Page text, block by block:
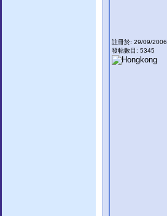
註冊於: 29/09/2006
發帖數目: 5345